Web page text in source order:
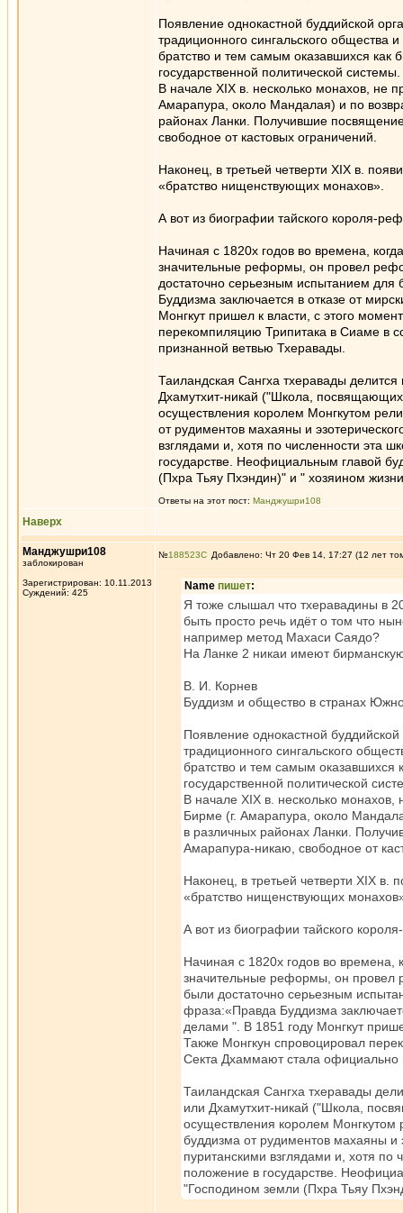
Появление однокастной буддийской
традиционного сингальского общества
братство и тем самым оказавшихся
государственной политической системы.
В начале XIX в. несколько монахов, не
Амарапура, около Мандалая) и по
районах Ланки. Получившие
свободное от кастовых ограничений.
Наконец, в третьей четверти XIX в.
«братство нищенствующих монахов».
А вот из биографии тайского короля-
Начиная с 1820х годов во времена,
значительные реформы, он провел
достаточно серьезным испытанием для
Буддизма заключается в отказе от
Монгкут пришел к власти, с этого
перекомпиляцию Трипитака в Сиаме в
признанной ветвью Тхеравады.
Таиландская Сангха тхеравады
Дхамутхит-никай ("Школа,
осуществления королем Монгкутом
от рудиментов махаяны и
взглядами и, хотя по численности эта
государстве. Неофициальным главой
(Пхра Тьяу Пхэндин)" и " хозяином
Ответы на этот пост: Манджушри108
Наверх
Манджушри108
заблокирован
Зарегистрирован: 10.11.2013
Суждений: 425
№188523 Добавлено: Чт 20 Фев 14, 17:27 (12 лет
Name пишет:
Я тоже слышал что тхеравадины в
быть просто речь идёт о том что
например метод Махаси Саядо?
На Ланке 2 никаи имеют
В. И. Корнев
Буддизм и общество в странах
Появление однокастной
традиционного сингальского
братство и тем самым
государственной политической
В начале XIX в. несколько
Бирме (г. Амарапура, около
в различных районах Ланки.
Амарапура-никаю, свободное от
Наконец, в третьей четверти XIX в.
«братство нищенствующих
А вот из биографии тайского
Начиная с 1820х годов во
значительные реформы, он провел
были достаточно серьезным
фраза:«Правда Буддизма
делами ". В 1851 году Монгкут
Также Монгкун спровоцировал
Секта Дхаммают стала официально
Таиландская Сангха тхеравады
или Дхамутхит-никай ("Школа,
осуществления королем Монгкутом
буддизма от рудиментов махаяны и
пуританскими взглядами и, хотя
положение в государстве.
"Господином земли (Пхра Тьяу